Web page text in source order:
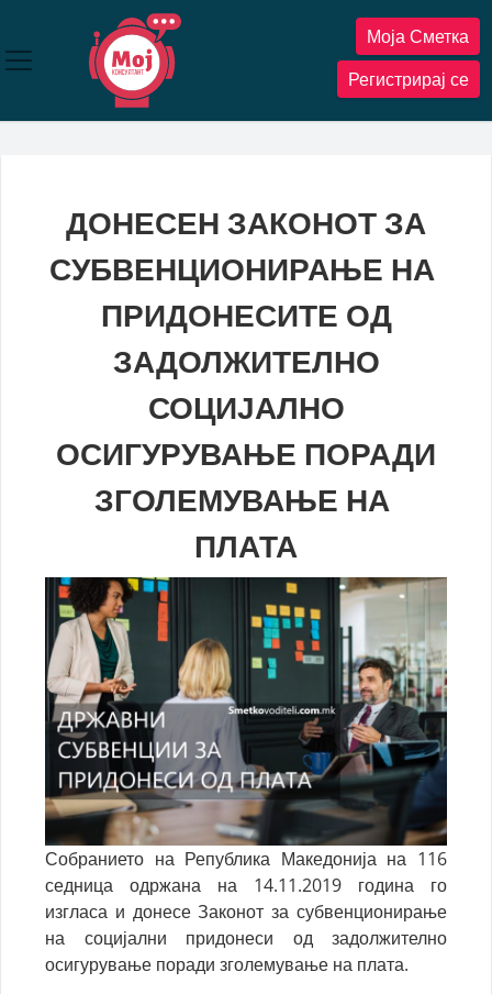
содржината
Моја Сметка
Регистрирај се
ДОНЕСЕН ЗАКОНОТ ЗА
СУБВЕНЦИОНИРАЊЕ НА
ПРИДОНЕСИТЕ ОД
ЗАДОЛЖИТЕЛНО
СОЦИЈАЛНО
ОСИГУРУВАЊЕ ПОРАДИ
ЗГОЛЕМУВАЊЕ НА
ПЛАТА
Собранието на Република Македонија на 116
седница одржана на 14.11.2019 година го
изгласа и донесе Законот за субвенционирање
на социјални придонеси од задолжително
осигурување поради зголемување на плата.